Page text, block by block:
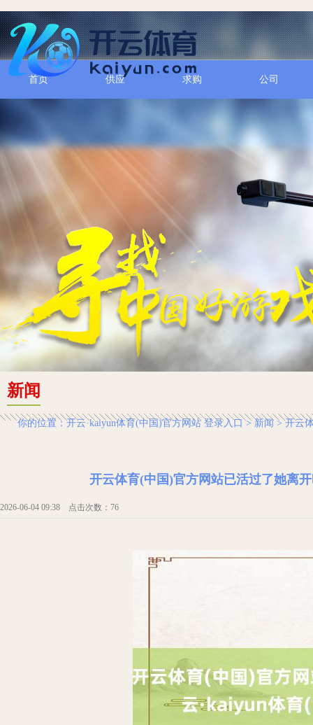
首页 供应 求购 公司
新闻
你的位置：开云·kaiyun体育(中国)官方网站 登录入口 > 新闻 > 开云
开云体育(中国)官方网站已活过了她离
2026-06-04 09:38 点击次数：76